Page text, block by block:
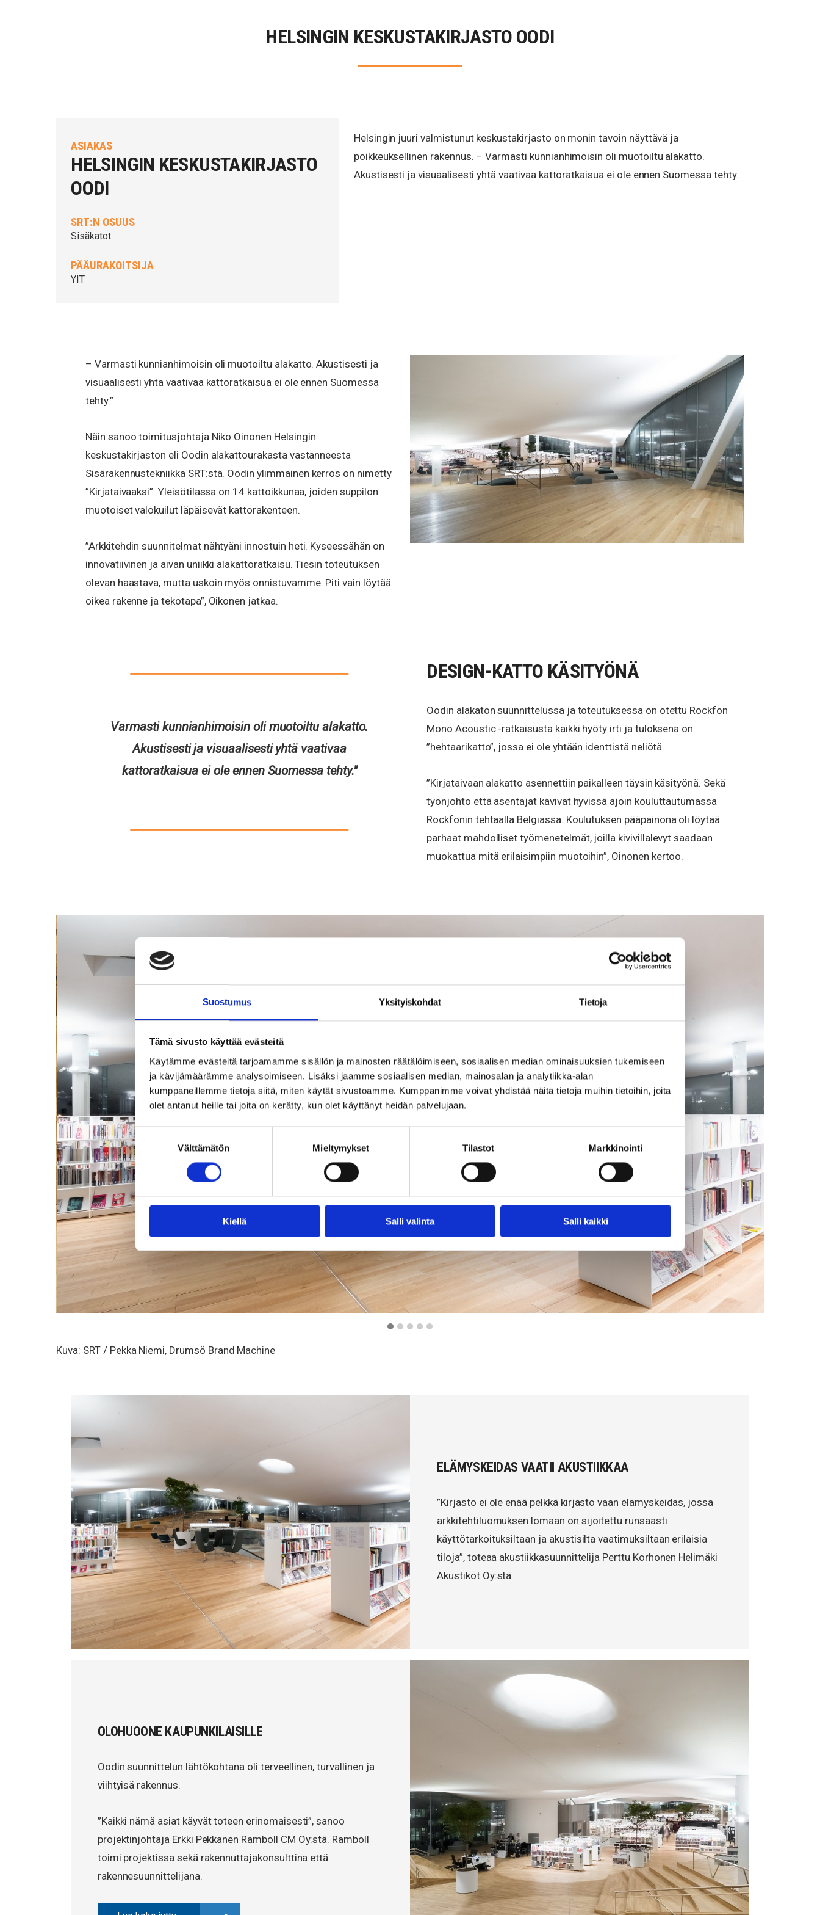
Suostumus Yksityiskohdat Tietoja
Tämä sivusto käyttää evästeitä
Käytämme evästeitä tarjoamamme sisällön ja mainosten räätälöimiseen, sosiaalisen median ominaisuuksien tukemiseen
ja kävijämäärämme analysoimiseen. Lisäksi jaamme sosiaalisen median, mainosalan ja analytiikka-alan
kumppaneillemme tietoja siitä, miten käytät sivustoamme. Kumppanimme voivat yhdistää näitä tietoja muihin tietoihin, joita
olet antanut heille tai joita on kerätty, kun olet käyttänyt heidän palvelujaan.
valinta
Välttämätön Mieltymykset Tilastot Markkinointi
Kiellä Salli valinta Salli kaikki
HELSINGIN KESKUSTAKIRJASTO OODI
ASIAKAS
HELSINGIN KESKUSTAKIRJASTO
OODI
SRT:N OSUUS
Sisäkatot
PÄÄURAKOITSIJA
YIT
Helsingin juuri valmistunut keskustakirjasto on monin tavoin näyttävä ja
poikkeuksellinen rakennus. – Varmasti kunnianhimoisin oli muotoiltu alakatto.
Akustisesti ja visuaalisesti yhtä vaativaa kattoratkaisua ei ole ennen Suomessa tehty.
– Varmasti kunnianhimoisin oli muotoiltu alakatto. Akustisesti ja
visuaalisesti yhtä vaativaa kattoratkaisua ei ole ennen Suomessa
tehty.”
Näin sanoo toimitusjohtaja Niko Oinonen Helsingin
keskustakirjaston eli Oodin alakattourakasta vastanneesta
Sisärakennustekniikka SRT:stä. Oodin ylimmäinen kerros on nimetty
”Kirjataivaaksi”. Yleisötilassa on 14 kattoikkunaa, joiden suppilon
muotoiset valokuilut läpäisevät kattorakenteen.
”Arkkitehdin suunnitelmat nähtyäni innostuin heti. Kyseessähän on
innovatiivinen ja aivan uniikki alakattoratkaisu. Tiesin toteutuksen
olevan haastava, mutta uskoin myös onnistuvamme. Piti vain löytää
oikea rakenne ja tekotapa”, Oikonen jatkaa.
Varmasti kunnianhimoisin oli muotoiltu alakatto.
Akustisesti ja visuaalisesti yhtä vaativaa
kattoratkaisua ei ole ennen Suomessa tehty."
DESIGN-KATTO KÄSITYÖNÄ
Oodin alakaton suunnittelussa ja toteutuksessa on otettu Rockfon
Mono Acoustic -ratkaisusta kaikki hyöty irti ja tuloksena on
”hehtaarikatto”, jossa ei ole yhtään identtistä neliötä.
”Kirjataivaan alakatto asennettiin paikalleen täysin käsityönä. Sekä
työnjohto että asentajat kävivät hyvissä ajoin kouluttautumassa
Rockfonin tehtaalla Belgiassa. Koulutuksen pääpainona oli löytää
parhaat mahdolliset työmenetelmät, joilla kivivillalevyt saadaan
muokattua mitä erilaisimpiin muotoihin”, Oinonen kertoo.
Kuva: SRT / Pekka Niemi, Drumsö Brand Machine
ELÄMYSKEIDAS VAATII AKUSTIIKKAA
”Kirjasto ei ole enää pelkkä kirjasto vaan elämyskeidas, jossa
arkkitehtiluomuksen lomaan on sijoitettu runsaasti
käyttötarkoituksiltaan ja akustisilta vaatimuksiltaan erilaisia
tiloja”, toteaa akustiikkasuunnittelija Perttu Korhonen Helimäki
Akustikot Oy:stä.
OLOHUOONE KAUPUNKILAISILLE
Oodin suunnittelun lähtökohtana oli terveellinen, turvallinen ja
viihtyisä rakennus.
”Kaikki nämä asiat käyvät toteen erinomaisesti”, sanoo
projektinjohtaja Erkki Pekkanen Ramboll CM Oy:stä. Ramboll
toimi projektissa sekä rakennuttajakonsulttina että
rakennesuunnittelijana.